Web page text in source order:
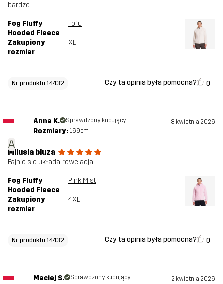
bardzo
Fog Fluffy
Hooded Fleece
Tofu
Zakupiony
rozmiar
XL
Nr produktu 14432 Czy ta opinia była pomocna? 0
A
Anna K. Sprawdzony kupujący 8 kwietnia 2026
Rozmiary: 169cm
Milusia bluza
Fajnie sie układa,,rewelacja
Fog Fluffy
Hooded Fleece
Pink Mist
Zakupiony
rozmiar
4XL
Nr produktu 14432 Czy ta opinia była pomocna? 0
Maciej S. Sprawdzony kupujący 2 kwietnia 2026